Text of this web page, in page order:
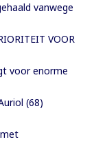
vanwege
VOOR
voor enorme
(68)